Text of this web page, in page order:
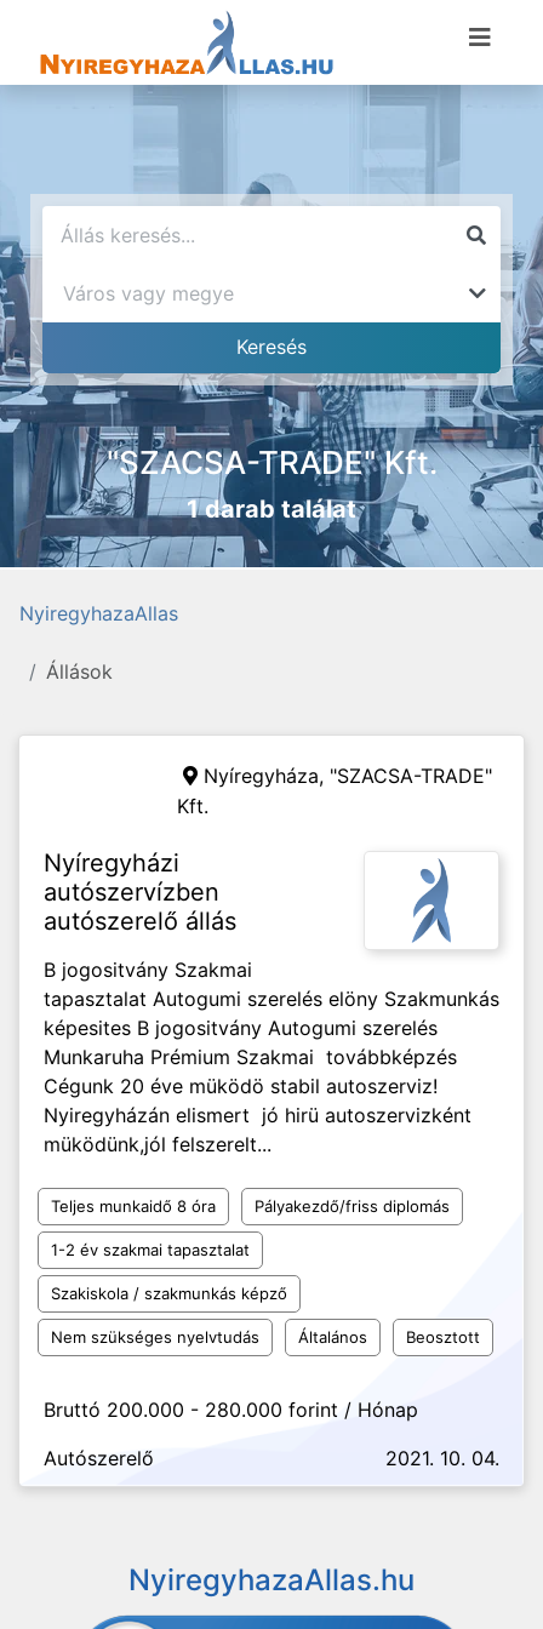
"SZACSA-TRADE" Kft.
1 darab találat
NyiregyhazaAllas
Állások
Nyíregyháza, "SZACSA-TRADE"
Kft.
Nyíregyházi
autószervízben
autószerelő állás
B jogositvány Szakmai
tapasztalat Autogumi szerelés elöny Szakmunkás
képesites B jogositvány Autogumi szerelés
Munkaruha Prémium Szakmai továbbképzés
Cégunk 20 éve müködö stabil autoszerviz!
Nyiregyházán elismert jó hirü autoszervizként
müködünk,jól felszerelt...
Teljes munkaidő 8 óra Pályakezdő/friss diplomás
1-2 év szakmai tapasztalat
Szakiskola / szakmunkás képző
Nem szükséges nyelvtudás Általános Beosztott
Bruttó 200.000 - 280.000 forint / Hónap
Autószerelő
2021. 10. 04.
NyiregyhazaAllas.hu